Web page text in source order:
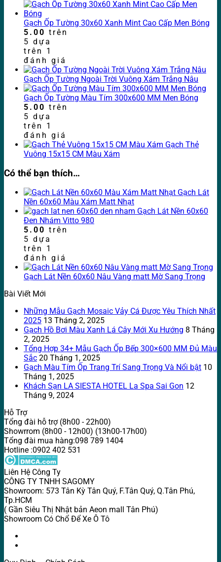
Gạch Ốp Tường 30x60 Xanh Mint Cao Cấp Men Bóng
5.00 trên
5 dựa
trên 1
đánh giá
Gạch Ốp Tường Ngoài Trời Vuông Xám Trắng Nâu
Gạch Ốp Tường Màu Tím 300x600 MM Men Bóng
5.00 trên
5 dựa
trên 1
đánh giá
Gạch Thẻ
Vuông 15x15 CM Màu Xám
Có thể bạn thích…
Gạch Lát
Nền 60x60 Màu Xám Matt Nhạt
Gạch Lát Nền 60x60
Đen Nhám Vitto 980
5.00 trên
5 dựa
trên 1
đánh giá
Gạch Lát Nền 60x60 Nâu Vàng matt Mờ Sang Trọng
Bài Viết Mới
Những Mẫu Gạch Mosaic Vảy Cá Được Yêu Thích Nhất
2025 13 Tháng 2, 2025
Gạch Hồ Bơi Màu Xanh Lá Cây Mới Xu Hướng 8 Tháng
2, 2025
Tổng Hợp 34+ Mẫu Gạch Ốp Bếp 300×600 MM Đủ Màu
Sắc 20 Tháng 1, 2025
Gạch Màu Tím Ốp Trang Trí Sang Trọng Và Nổi bật 10
Tháng 1, 2025
Khách Sạn LA SIESTA HOTEL La Spa Sai Gon 12
Tháng 9, 2024
Hỗ Trợ
Tổng đài hỗ trợ (8h00 - 22h00)
Showrrom (8h00 - 12h00) (13h00-17h00)
Tổng đài mua hàng:098 789 1404
Hotline :0902 402 531
Liên Hệ Công Ty
CÔNG TY TNHH SAGOMY
Showroom: 573 Tân Kỳ Tân Quý, F.Tân Quý, Q.Tân Phú,
Tp.HCM
( Gần Siêu Thị Nhật bản Aeon mall Tân Phú)
Showroom Có Chổ Để Xe Ô Tô